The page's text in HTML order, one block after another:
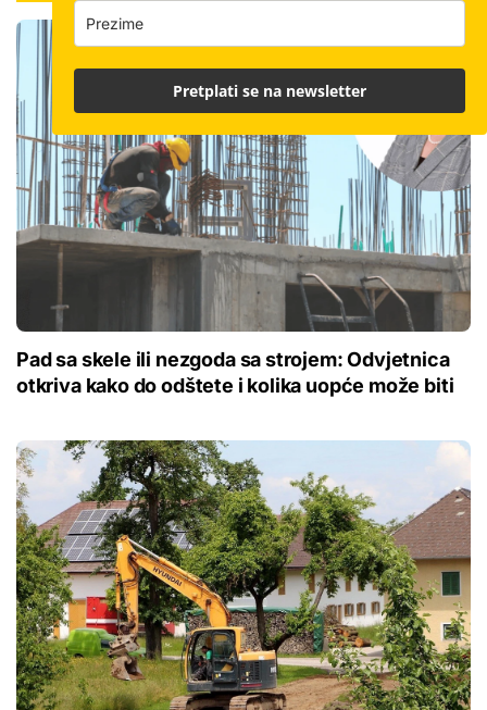
Pad sa skele ili nezgoda sa strojem: Odvjetnica
otkriva kako do odštete i kolika uopće može biti
Pretplati se na newsletter